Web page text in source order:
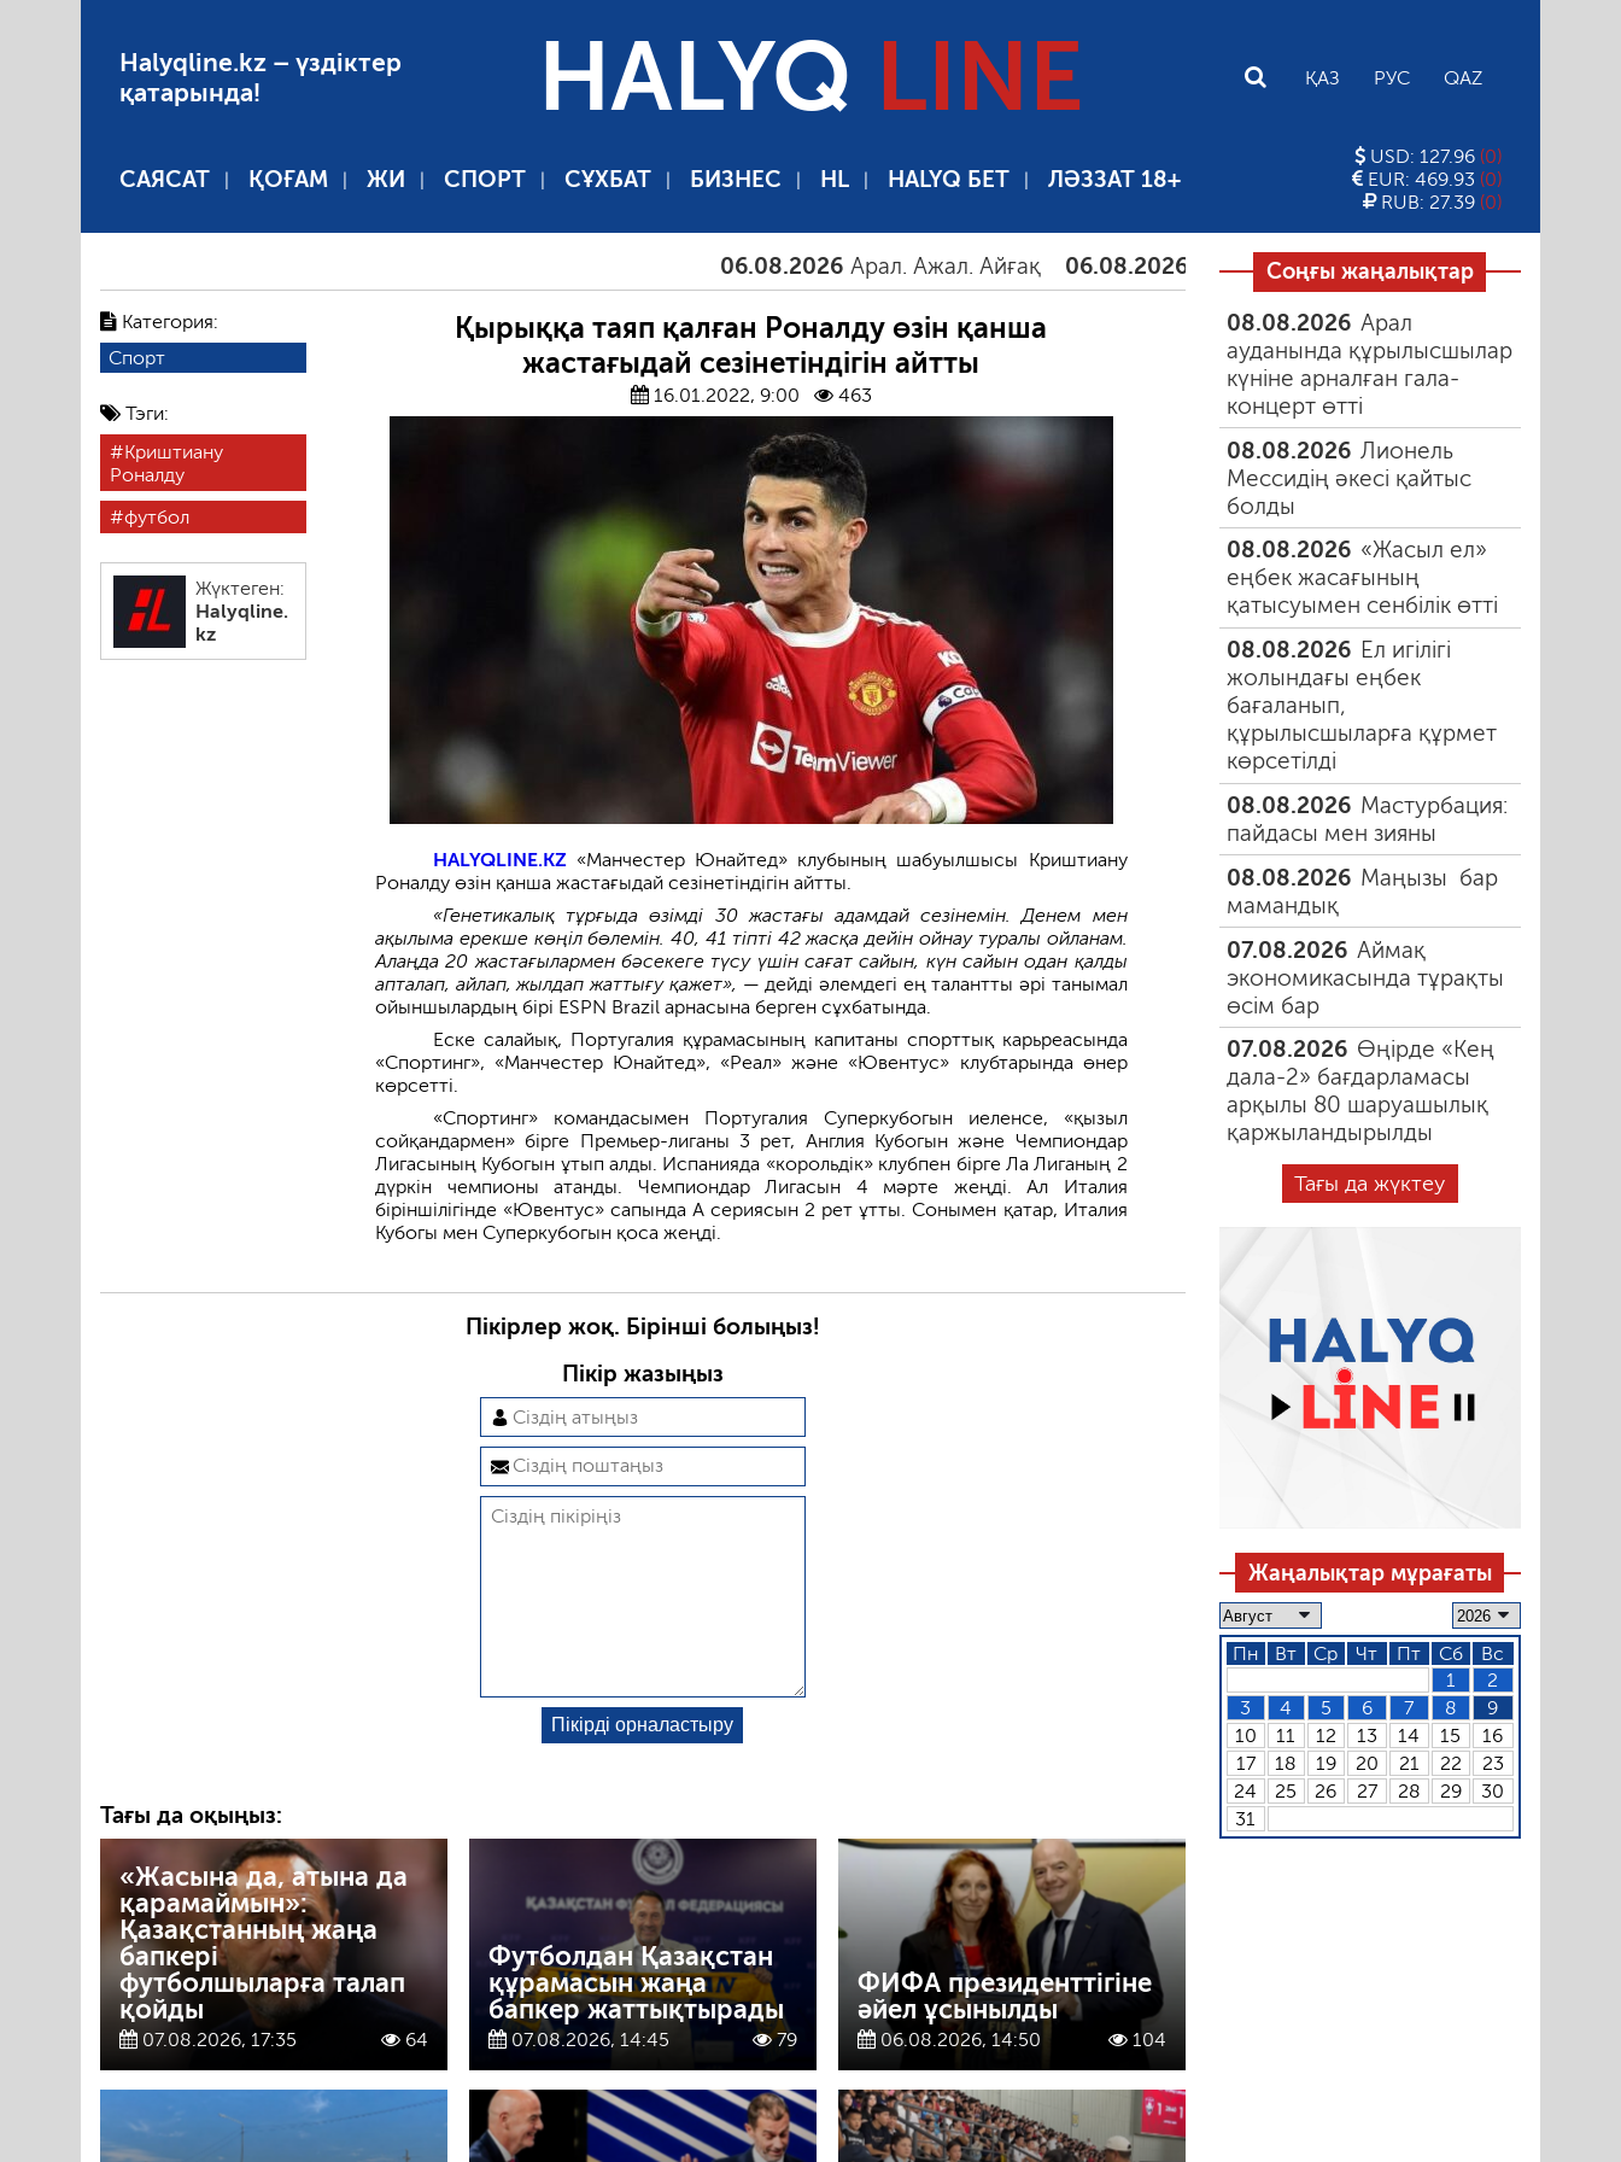
Halyqline.kz – үздіктер
қатарында!
HALYQ LINE ҚАЗ РУС QAZ
САЯСАТ ҚОҒАМ ЖИ СПОРТ СҰХБАТ БИЗНЕС HL HALYQ БЕТ ЛӘЗЗАТ 18+
USD: 127.96 (0)
EUR: 469.93 (0)
RUB: 27.39 (0)
06.08.2026 Арал. Ажал. Айғақ 06.08.2026 Тамыздағы таңғы түтін 06.08.2026
Категория:
Спорт
Тэги:
Криштиану
Роналду
футбол
Жүктеген:
Halyqline.
kz
Қырыққа таяп қалған Роналду өзін қанша
жастағыдай сезінетіндігін айтты
16.01.2022, 9:00 463
HALYQLINE.KZ «Манчестер Юнайтед» клубының шабуылшысы Криштиану
Роналду өзін қанша жастағыдай сезінетіндігін айтты.
«Генетикалық тұрғыда өзімді 30 жастағы адамдай сезінемін. Денем мен
ақылыма ерекше көңіл бөлемін. 40, 41 тіпті 42 жасқа дейін ойнау туралы ойланам.
Алаңда 20 жастағылармен бәсекеге түсу үшін сағат сайын, күн сайын одан қалды
апталап, айлап, жылдап жаттығу қажет», — дейді әлемдегі ең талантты әрі танымал
ойыншылардың бірі ESPN Brazil арнасына берген сұхбатында.
Еске салайық, Португалия құрамасының капитаны спорттық карьреасында
«Спортинг», «Манчестер Юнайтед», «Реал» және «Ювентус» клубтарында өнер
көрсетті.
«Спортинг» командасымен Португалия Суперкубогын иеленсе, «қызыл
сойқандармен» бірге Премьер-лиганы 3 рет, Англия Кубогын және Чемпиондар
Лигасының Кубогын ұтып алды. Испанияда «корольдік» клубпен бірге Ла Лиганың 2
дүркін чемпионы атанды. Чемпиондар Лигасын 4 мәрте жеңді. Ал Италия
біріншілігінде «Ювентус» сапында А сериясын 2 рет ұтты. Сонымен қатар, Италия
Кубогы мен Суперкубогын қоса жеңді.
Пікірлер жоқ. Бірінші болыңыз!
Пікір жазыңыз
Тағы да оқыңыз:
«Жасына да, атына да
қарамаймын»:
Қазақстанның жаңа
бапкері
футболшыларға талап
қойды
07.08.2026, 17:35 64
Футболдан Қазақстан
құрамасын жаңа
бапкер жаттықтырады
07.08.2026, 14:45 79
ФИФА президенттігіне
әйел ұсынылды
06.08.2026, 14:50 104
Соңғы жаңалықтар
08.08.2026 Арал
ауданында құрылысшылар
күніне арналған гала-
концерт өтті
08.08.2026 Лионель
Мессидің әкесі қайтыс
болды
08.08.2026 «Жасыл ел»
еңбек жасағының
қатысуымен сенбілік өтті
08.08.2026 Ел игілігі
жолындағы еңбек
бағаланып,
құрылысшыларға құрмет
көрсетілді
08.08.2026 Мастурбация:
пайдасы мен зияны
08.08.2026 Маңызы бар
мамандық
07.08.2026 Аймақ
экономикасында тұрақты
өсім бар
07.08.2026 Өңірде «Кең
дала-2» бағдарламасы
арқылы 80 шаруашылық
қаржыландырылды
Тағы да жүктеу
Жаңалықтар мұрағаты
Пн Вт Ср Чт Пт Сб
Вс
1
2
3
4 5 6 7 8
9
10
11 12 13 14 15
16
17
18 19 20 21 22
23
24
25 26 27 28 29
30
31